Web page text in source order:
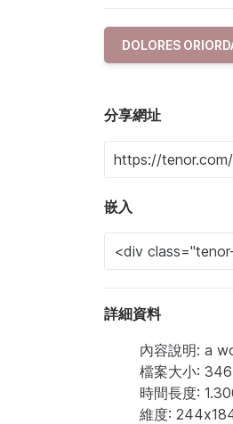
DOLORES
分享網址
嵌入
詳細資料
內容說明: a
檔案大小:
時間長度:
維度: